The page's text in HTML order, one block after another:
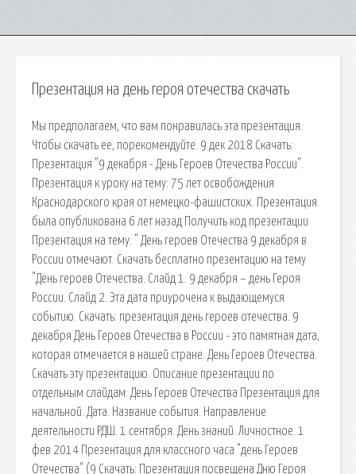
Презентация на день героя отечества скачать
Мы предполагаем, что вам понравилась эта презентация.
Чтобы скачать ее, порекомендуйте. 9 дек 2018 Скачать:
Презентация "9 декабря - День Героев Отечества России".
Презентация к уроку на тему: 75 лет освобождения
Краснодарского края от немецко-фашистских. Презентация
была опубликована 6 лет назад Получить код презентации
Презентация на тему: " День героев Отечества 9 декабря в
России отмечают. Скачать бесплатно презентацию на тему
"День героев Отечества. Слайд 1. 9 декабря – день Героя
России. Слайд 2. Эта дата приурочена к выдающемуся
событию. Скачать: презентация день героев отечества. 9
декабря День Героев Отечества в России - это памятная дата,
которая отмечается в нашей стране. День Героев Отечества.
Скачать эту презентацию. Описание презентации по
отдельным слайдам: День Героев Отечества Презентация для
начальной. Дата. Название события. Направление
деятельности РДШ. 1 сентября. День знаний. Личностное. 1
фев 2014 Презентация для классного часа "день Героев
Отечества" (9 Скачать: Презентация посвещена Дню Героя